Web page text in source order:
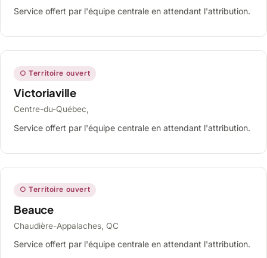
Service offert par l'équipe centrale en attendant l'attribution.
○ Territoire ouvert
Victoriaville
Centre-du-Québec,
Service offert par l'équipe centrale en attendant l'attribution.
○ Territoire ouvert
Beauce
Chaudière-Appalaches, QC
Service offert par l'équipe centrale en attendant l'attribution.